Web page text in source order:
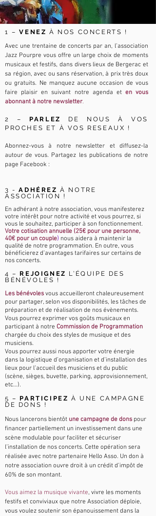
1 –VENEZ À NOS CONCERTS !
Avec une trentaine de concerts par an, l’association
Jazz Pourpre vous offre un large choix de moments
musicaux et festifs, dans divers lieux de Bergerac et
sa région, avec ou sans réservation, à prix très doux
ou gratuits. Ne manquez aucune occasion de vous
faire plaisir en suivant notre agenda et en vous
abonnant à notre newsletter.
2 – PARLEZ
DE NOUS À VOS
PROCHES ET À VOS RESEAUX !
Abonnez-vous à notre newsletter et diffusez-la
autour de vous. Partagez les publications de notre
page Facebook :
3 -ADHÉREZÀ NOTRE
ASSOCIATION !
En adhérant à notre association, vous manifesterez
votre intérêt pour notre activité et vous pourrez, si
vous le souhaitez, participer à son fonctionnement.
Votre cotisation annuelle (25€ pour une personne,
40€ pour un couple) nous aidera à maintenir la
qualité de notre programmation. En outre, vous
bénéficierez d’avantages tarifaires sur certains de
nos concerts.
4 – REJOIGNEZ L’ÉQUIPE DES
BÉNÉVOLES !
Les bénévolesvous accueilleront chaleureusement
pour partager, selon vos disponibilités, les tâches de
préparation et de réalisation de nos évènements.
Vous pourrez exprimer vos goûts musicaux en
participant à notre Commission de Programmation
chargée du choix des styles de musique et des
musiciens.
Vous pourrez aussi nous apporter votre énergie
dans la logistique d’organisation et d’installation des
lieux pour l’accueil des musiciens et du public
(scène, sièges, buvette, parking, approvisionnement,
etc…).
5 – PARTICIPEZ À UNE CAMPAGNE
DE DONS !
Nous lancerons bientôt une campagne de dons pour
financer partiellement un investissement dans une
scène modulable pour faciliter et sécuriser
l’installation de nos concerts. Cette opération sera
réalisée avec notre partenaire Hello Asso. Un don à
notre association ouvre droit à un crédit d’impôt de
60% de son montant.
Vous aimez la musique vivante, vivre les moments
festifs et conviviaux que notre Association déploie,
vous voulez soutenir son épanouissement dans la